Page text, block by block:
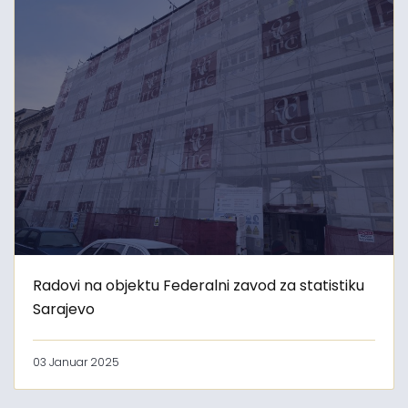
Radovi na objektu Federalni zavod za statistiku
Sarajevo
03 Januar 2025